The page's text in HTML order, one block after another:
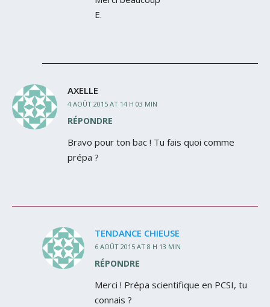
E.
AXELLE
4 AOÛT 2015 AT 14 H 03 MIN
RÉPONDRE
Bravo pour ton bac ! Tu fais quoi comme
prépa ?
TENDANCE CHIEUSE
6 AOÛT 2015 AT 8 H 13 MIN
RÉPONDRE
Merci ! Prépa scientifique en PCSI, tu
connais ?